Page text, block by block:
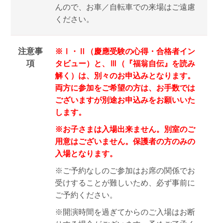
んので、お車／自転車での来場はご遠慮
ください。
注意事
項
※Ⅰ・Ⅱ（慶應受験の心得・合格者イン
タビュー）と、Ⅲ（『福翁自伝』を読み
解く）は、別々のお申込みとなります。
両方に参加をご希望の方は、お手数では
ございますが別途お申込みをお願いいた
します。
※お子さまは入場出来ません。
別室のご
用意はございません。保護者の方のみの
入場となります。
※ご予約なしのご参加はお席の関係でお
受けすることが難しいため、必ず事前に
ご予約ください。
※開演時間を過ぎてからのご入場はお断